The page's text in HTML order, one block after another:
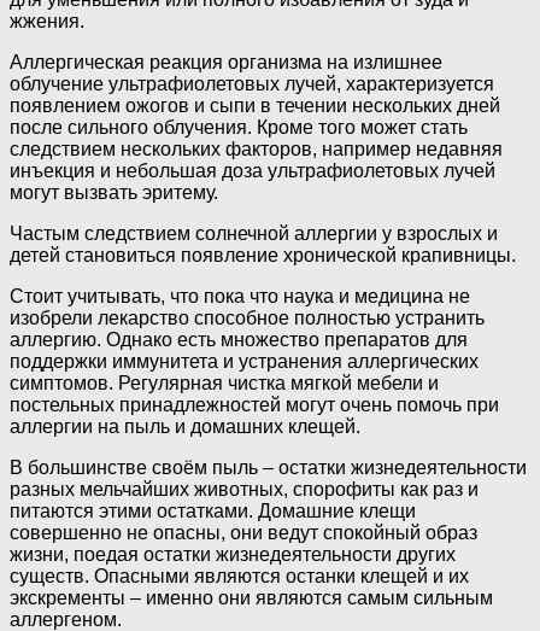
жжения.
Аллергическая реакция организма на излишнее
облучение ультрафиолетовых лучей, характеризуется
появлением ожогов и сыпи в течении нескольких дней
после сильного облучения. Кроме того может стать
следствием нескольких факторов, например недавняя
инъекция и небольшая доза ультрафиолетовых лучей
могут вызвать эритему.
Частым следствием солнечной аллергии у взрослых и
детей становиться появление хронической крапивницы.
Стоит учитывать, что пока что наука и медицина не
изобрели лекарство способное полностью устранить
аллергию. Однако есть множество препаратов для
поддержки иммунитета и устранения аллергических
симптомов. Регулярная чистка мягкой мебели и
постельных принадлежностей могут очень помочь при
аллергии на пыль и домашних клещей.
В большинстве своём пыль – остатки жизнедеятельности
разных мельчайших животных, спорофиты как раз и
питаются этими остатками. Домашние клещи
совершенно не опасны, они ведут спокойный образ
жизни, поедая остатки жизнедеятельности других
существ. Опасными являются останки клещей и их
экскременты – именно они являются самым сильным
аллергеном.